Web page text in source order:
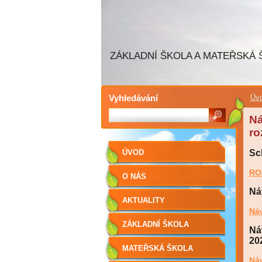
ZÁKLADNÍ ŠKOLA A MATEŘSKÁ
ÚVOD
O NÁS
AKTUALITY
ZÁKLADNÍ ŠKOLA
MATEŘSKÁ ŠKOLA
Vyhledávání